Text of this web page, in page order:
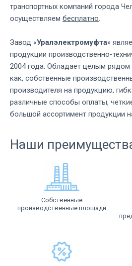
транспортных компаний города
осуществляем бесплатно.
Завод «Уралэлектромуфта»
продукции производственно-
2004 года. Обладает целым рядом
как, собственные
производителя на продукцию,
различные способы оплаты,
большой ассортимент продукции
Наши
Собственные
производственные площади